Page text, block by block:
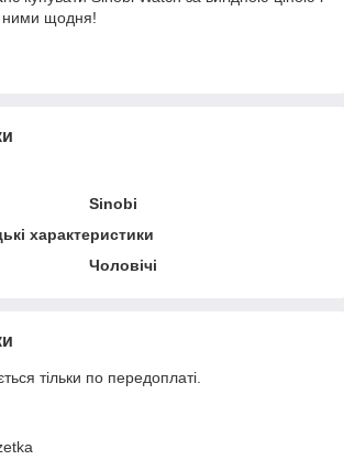
ними щодня!
Sinobi
характеристики
Чоловічі
тільки по передоплаті.